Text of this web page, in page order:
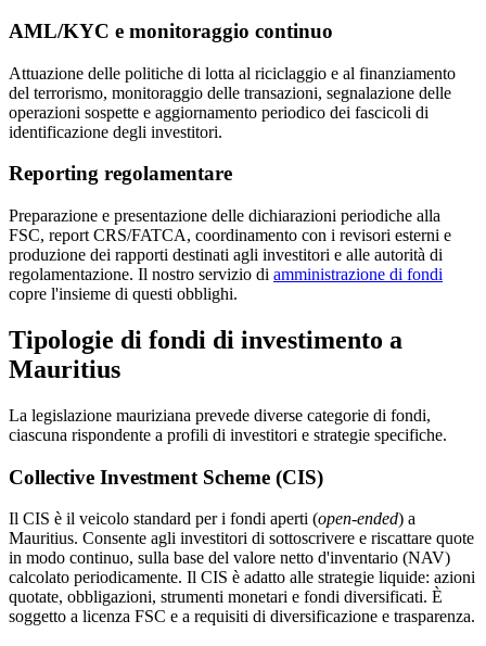
AML/KYC e monitoraggio continuo
Attuazione delle politiche di lotta al riciclaggio e al finanziamento
del terrorismo, monitoraggio delle transazioni, segnalazione delle
operazioni sospette e aggiornamento periodico dei fascicoli di
identificazione degli investitori.
Reporting regolamentare
Preparazione e presentazione delle dichiarazioni periodiche alla
FSC, report CRS/FATCA, coordinamento con i revisori esterni e
produzione dei rapporti destinati agli investitori e alle autorità di
regolamentazione. Il nostro servizio di amministrazione di fondi
copre l'insieme di questi obblighi.
Tipologie di fondi di investimento a
Mauritius
La legislazione mauriziana prevede diverse categorie di fondi,
ciascuna rispondente a profili di investitori e strategie specifiche.
Collective Investment Scheme (CIS)
Il CIS è il veicolo standard per i fondi aperti (open-ended) a
Mauritius. Consente agli investitori di sottoscrivere e riscattare quote
in modo continuo, sulla base del valore netto d'inventario (NAV)
calcolato periodicamente. Il CIS è adatto alle strategie liquide: azioni
quotate, obbligazioni, strumenti monetari e fondi diversificati. È
soggetto a licenza FSC e a requisiti di diversificazione e trasparenza.